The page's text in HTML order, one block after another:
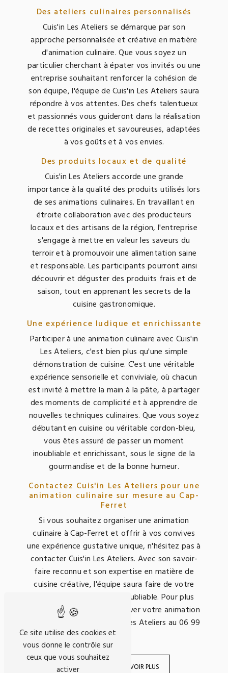
Des ateliers culinaires personnalisés
Cuis'in Les Ateliers se démarque par son
approche personnalisée et créative en matière
d'animation culinaire. Que vous soyez un
particulier cherchant à épater vos invités ou une
entreprise souhaitant renforcer la cohésion de
son équipe, l'équipe de Cuis'in Les Ateliers saura
répondre à vos attentes. Des chefs talentueux
et passionnés vous guideront dans la réalisation
de recettes originales et savoureuses, adaptées
à vos goûts et à vos envies.
Des produits locaux et de qualité
Cuis'in Les Ateliers accorde une grande
importance à la qualité des produits utilisés lors
de ses animations culinaires. En travaillant en
étroite collaboration avec des producteurs
locaux et des artisans de la région, l'entreprise
s'engage à mettre en valeur les saveurs du
terroir et à promouvoir une alimentation saine
et responsable. Les participants pourront ainsi
découvrir et déguster des produits frais et de
saison, tout en apprenant les secrets de la
cuisine gastronomique.
Une expérience ludique et enrichissante
Participer à une animation culinaire avec Cuis'in
Les Ateliers, c'est bien plus qu'une simple
démonstration de cuisine. C'est une véritable
expérience sensorielle et conviviale, où chacun
est invité à mettre la main à la pâte, à partager
des moments de complicité et à apprendre de
nouvelles techniques culinaires. Que vous soyez
débutant en cuisine ou véritable cordon-bleu,
vous êtes assuré de passer un moment
inoubliable et enrichissant, sous le signe de la
gourmandise et de la bonne humeur.
Contactez Cuis'in Les Ateliers pour une
animation culinaire sur mesure au Cap-
Ferret
Si vous souhaitez organiser une animation
culinaire à Cap-Ferret et offrir à vos convives
une expérience gustative unique, n'hésitez pas à
contacter Cuis'in Les Ateliers. Avec son savoir-
faire reconnu et son expertise en matière de
cuisine créative, l'équipe saura faire de votre
événement un moment inoubliable. Pour plus
d'informations et pour réserver votre animation
culinaire, contactez Cuis'in Les Ateliers au 06 99
96 25 06.
EN SAVOIR PLUS
Ce site utilise des cookies et
vous donne le contrôle sur
ceux que vous souhaitez
activer